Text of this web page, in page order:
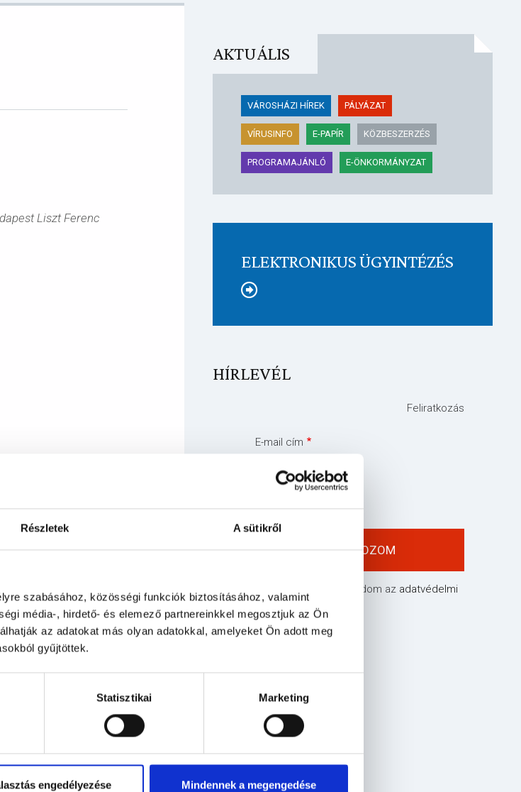
Részletek A sütikről
szabásához, közösségi funkciók biztosításához, valamint
média-, hirdető- és elemező partnereinkkel megosztjuk az Ön
az adatokat más olyan adatokkal, amelyeket Ön adott meg
gyűjtöttek.
Statisztikai Marketing
engedélyezése Mindennek a megengedése
Liszt Ferenc
AKTUÁLIS
VÁROSHÁZI HÍREK PÁLYÁZAT
VÍRUSINFO E-PAPÍR KÖZBESZERZÉS
PROGRAMAJÁNLÓ E-ÖNKORMÁNYZAT
ELEKTRONIKUS ÜGYINTÉZÉS
HÍRLEVÉL
Feliratkozás
E-mail cím
keresztnév
Elolvastam és elfogadom az adatvédelmi
tájékoztatóban leírtakat